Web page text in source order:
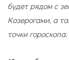
будет рядом с
Козерогами, а
точки гороскопа.